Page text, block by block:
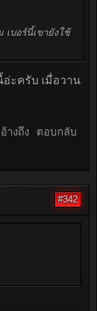
บอร์นี้เขายังใช้
ะครับ เมื่อวาน
างถึง ตอบกลับ
#342